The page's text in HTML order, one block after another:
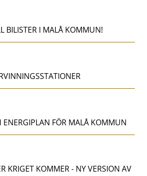
BILISTER I MALÅ KOMMUN!
ENERGIPLAN FÖR MALÅ KOMMUN
KRIGET KOMMER - NY VERSION AV